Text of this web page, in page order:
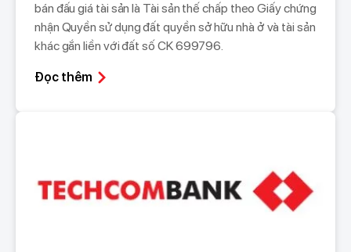
bán đấu giá tài sản là Tài sản thế chấp theo Giấy chứng
nhận Quyền sử dụng đất quyền sở hữu nhà ở và tài sản
khác gắn liền với đất số CK 699796.
Đọc thêm